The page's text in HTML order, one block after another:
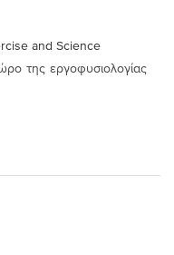
and Science
της εργοφυσιολογίας